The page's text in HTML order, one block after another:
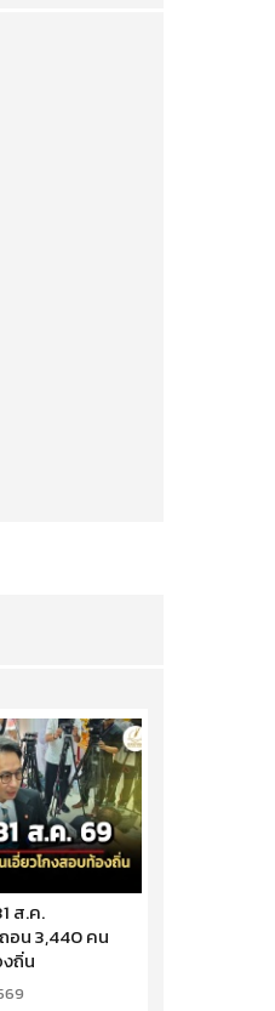
ส.ค.
อน 3,440 คน
ถิ่น